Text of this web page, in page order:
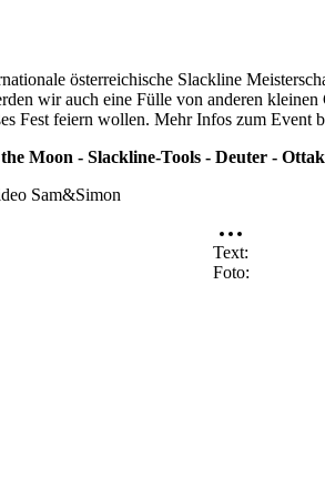
österreichische Slackline
wir auch eine Fülle von anderen
Fest feiern wollen. Mehr Infos zum Event
Moon - Slackline-Tools - Deuter -
Sam&Simon
Text
Foto